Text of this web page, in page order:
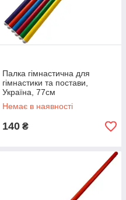
Палка гімнастична для
гімнастики та постави,
Україна, 77см
Немає в наявності
140 ₴